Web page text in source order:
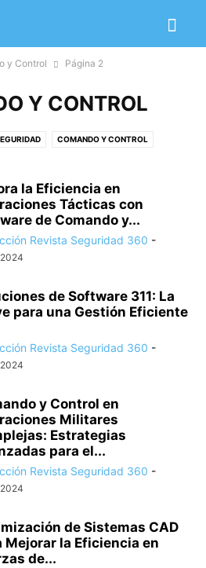
y Control Página 2
Y CONTROL
COMANDO Y CONTROL
INDUSTRIAL VIDEOVIGILANCIA
la Eficiencia en
Tácticas con
de Comando y...
Revista Seguridad 360 -
de Software 311: La
para una Gestión Eficiente
Revista Seguridad 360 -
y Control en
Militares
Estrategias
para el...
Revista Seguridad 360 -
de Sistemas CAD
Mejorar la Eficiencia en
de...